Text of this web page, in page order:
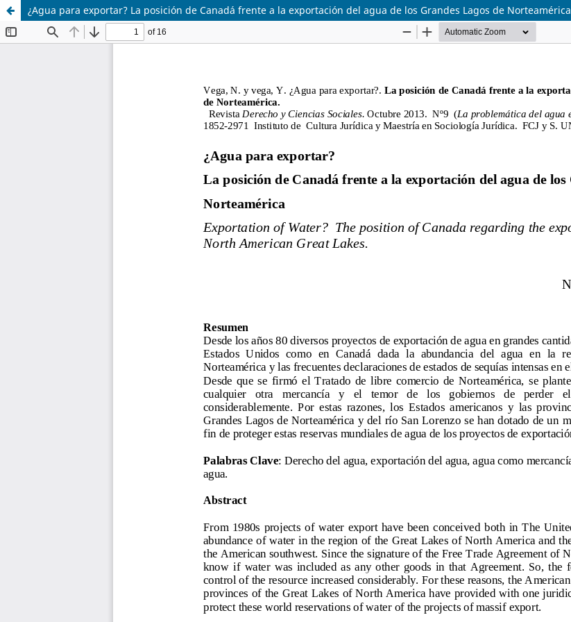
¿Agua para exportar? La posición de Canadá frente a la exportación del agua de los Grandes Lagos de Norteamérica